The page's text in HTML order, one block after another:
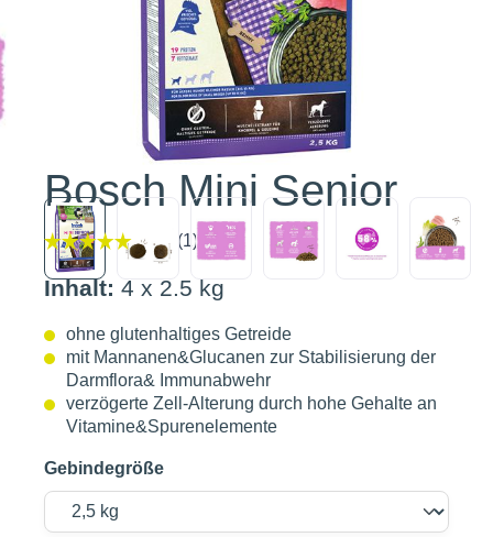
Bosch Mini Senior
Inhalt: 4 x 2.5 kg
ohne glutenhaltiges Getreide
mit Mannanen&Glucanen zur Stabilisierung der
Darmflora& Immunabwehr
verzögerte Zell-Alterung durch hohe Gehalte an
Vitamine&Spurenelemente
Gebindegröße